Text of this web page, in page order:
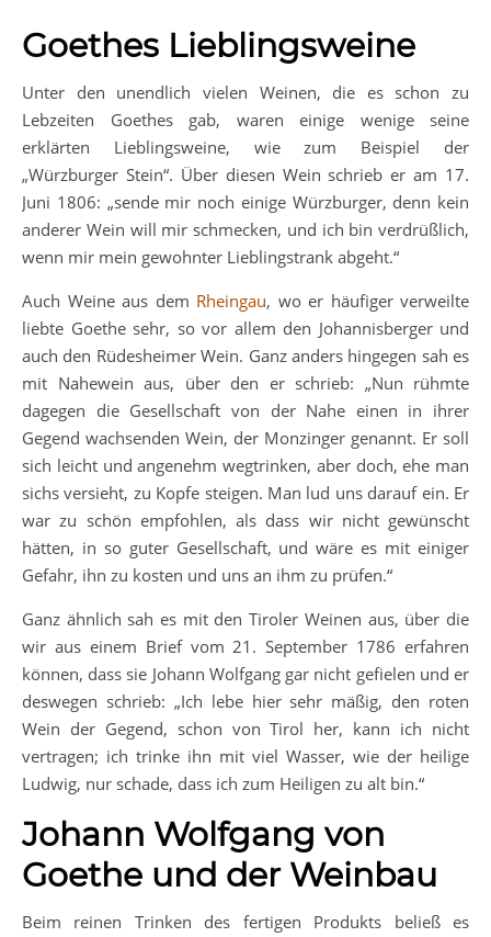
Goethes Lieblingsweine
Unter den unendlich vielen Weinen, die es schon zu
Lebzeiten Goethes gab, waren einige wenige seine
erklärten Lieblingsweine, wie zum Beispiel der
„Würzburger Stein“. Über diesen Wein schrieb er am 17.
Juni 1806: „sende mir noch einige Würzburger, denn kein
anderer Wein will mir schmecken, und ich bin verdrüßlich,
wenn mir mein gewohnter Lieblingstrank abgeht.“
Auch Weine aus dem Rheingau, wo er häufiger verweilte
liebte Goethe sehr, so vor allem den Johannisberger und
auch den Rüdesheimer Wein. Ganz anders hingegen sah es
mit Nahewein aus, über den er schrieb: „Nun rühmte
dagegen die Gesellschaft von der Nahe einen in ihrer
Gegend wachsenden Wein, der Monzinger genannt. Er soll
sich leicht und angenehm wegtrinken, aber doch, ehe man
sichs versieht, zu Kopfe steigen. Man lud uns darauf ein. Er
war zu schön empfohlen, als dass wir nicht gewünscht
hätten, in so guter Gesellschaft, und wäre es mit einiger
Gefahr, ihn zu kosten und uns an ihm zu prüfen.“
Ganz ähnlich sah es mit den Tiroler Weinen aus, über die
wir aus einem Brief vom 21. September 1786 erfahren
können, dass sie Johann Wolfgang gar nicht gefielen und er
deswegen schrieb: „Ich lebe hier sehr mäßig, den roten
Wein der Gegend, schon von Tirol her, kann ich nicht
vertragen; ich trinke ihn mit viel Wasser, wie der heilige
Ludwig, nur schade, dass ich zum Heiligen zu alt bin.“
Johann Wolfgang von
Goethe und der Weinbau
Beim reinen Trinken des fertigen Produkts beließ es